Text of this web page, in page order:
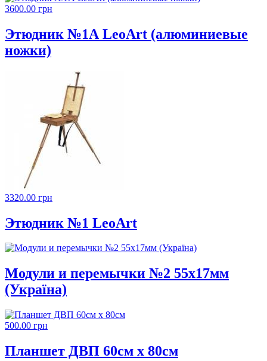
3600.00 грн
Этюдник №1А LeoArt (алюминиевые
ножки)
3320.00 грн
Этюдник №1 LeoArt
Модули и перемычки №2 55х17мм
(Україна)
500.00 грн
Планшет ДВП 60см х 80см